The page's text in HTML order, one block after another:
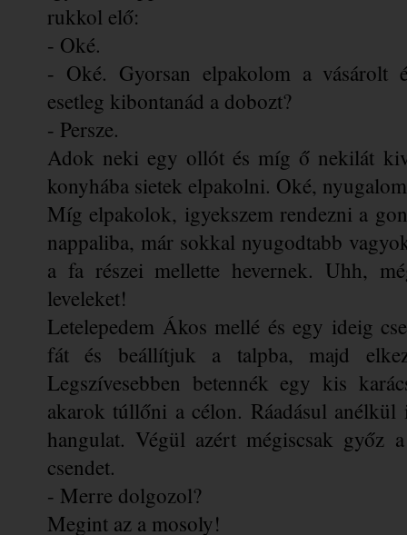
rukkol elő:
- Oké.
- Oké. Gyorsan elpakolom a vásárolt
esetleg kibontanád a dobozt?
- Persze.
Adok neki egy ollót és míg ő nekilát
konyhába sietek elpakolni. Oké,
Míg elpakolok, igyekszem rendezni a
nappaliba, már sokkal nyugodtabb
a fa részei mellette hevernek. Uhh,
leveleket!
Letelepedem Ákos mellé és egy ideig
fát és beállítjuk a talpba, majd
Legszívesebben betennék egy kis
akarok túllőni a célon. Ráadásul
hangulat. Végül azért mégiscsak győz
csendet.
- Merre dolgozol?
Megint az a mosoly!